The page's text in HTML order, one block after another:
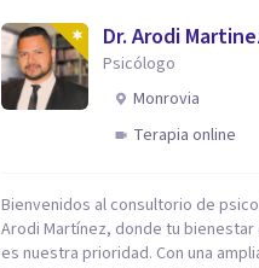
Dr. Arodi
Psicólogo
Monrovia
Terapia online
Bienvenidos al consultorio de
Arodi Martínez, donde tu bienestar
es nuestra prioridad. Con una